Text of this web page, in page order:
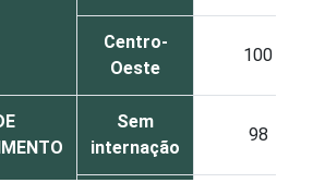
Centro-
Oeste
100
Sem
internação
98